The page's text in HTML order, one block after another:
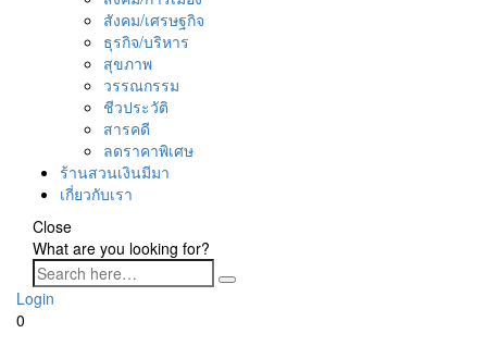
สังคม/เศรษฐกิจ
ธุรกิจ/บริหาร
สุขภาพ
วรรณกรรม
ชีวประวัติ
สารคดี
ลดราคาพิเศษ
ร้านสวนเงินมีมา
เกี่ยวกับเรา
Close
What are you looking for?
Login
0